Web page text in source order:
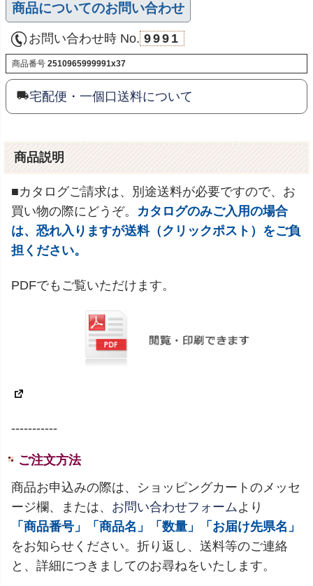
商品についてのお問い合わせ
お問い合わせ時 No. 9991
商品番号 2510965999991x37
宅配便・一個口送料について
商品説明
■カタログご請求は、別途送料が必要ですので、お
買い物の際にどうぞ。 カタログのみご入用の場合
は、恐れ入りますが送料（クリックポスト）をご負
担ください。
PDFでもご覧いただけます。
-----------
ご注文方法
商品お申込みの際は、ショッピングカートのメッセ
ージ欄、または、 お問い合わせフォームより
「商品番号」「商品名」「数量」「お届け先県名」
をお知らせください。折り返し、送料等のご連絡
と、詳細につきましてのお尋ねをいたします。